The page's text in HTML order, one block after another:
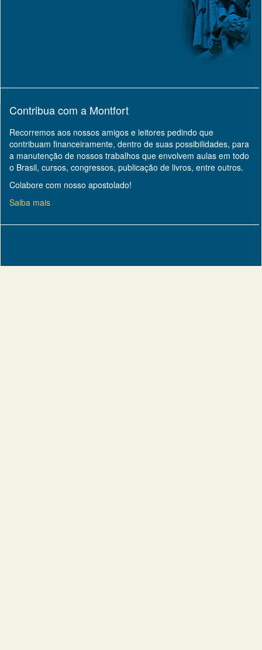
Contribua com a Montfort
Recorremos aos nossos amigos e leitores pedindo que
contribuam financeiramente, dentro de suas possibilidades, para
a manutenção de nossos trabalhos que envolvem aulas em todo
o Brasil, cursos, congressos, publicação de livros, entre outros.
Colabore com nosso apostolado!
Saiba mais